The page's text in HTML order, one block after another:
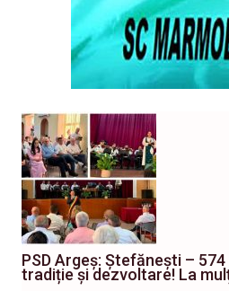
PSD Argeș: Ștefănești –
tradiție și dezvoltare! La